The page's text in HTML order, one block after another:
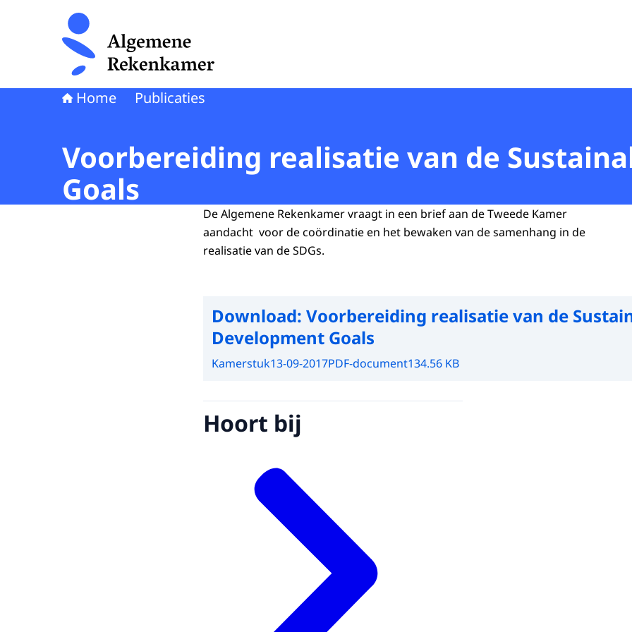
Naar de homepage van Algemene Rekenkamer
Home Publicaties
Voorbereiding realisatie van de
Goals
De Algemene Rekenkamer vraagt in een brief aan de Tweede Kamer
aandacht voor de coördinatie en het bewaken van de samenhang in de
realisatie van de SDGs.
Download: Voorbereiding realisatie van de
Development Goals
Kamerstuk13-09-2017PDF-document134.56 KB
Hoort bij